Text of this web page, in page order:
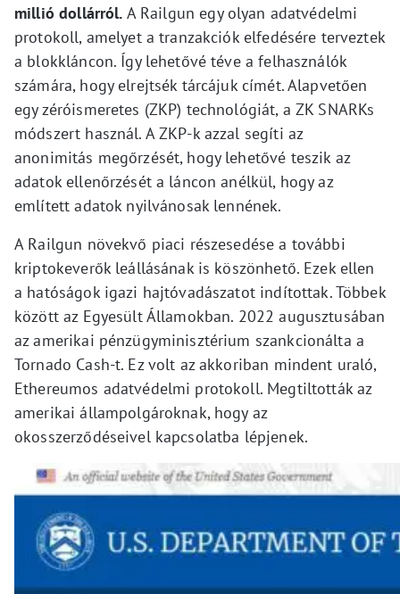
millió dollárról. A Railgun egy olyan adatvédelmi
protokoll, amelyet a tranzakciók elfedésére terveztek
a blokkláncon. Így lehetővé téve a felhasználók
számára, hogy elrejtsék tárcájuk címét. Alapvetően
egy zéróismeretes (ZKP) technológiát, a ZK SNARKs
módszert használ. A ZKP-k azzal segíti az
anonimitás megőrzését, hogy lehetővé teszik az
adatok ellenőrzését a láncon anélkül, hogy az
említett adatok nyilvánosak lennének.
A Railgun növekvő piaci részesedése a további
kriptokeverők leállásának is köszönhető. Ezek ellen
a hatóságok igazi hajtóvadászatot indítottak. Többek
között az Egyesült Államokban. 2022 augusztusában
az amerikai pénzügyminisztérium szankcionálta a
Tornado Cash-t. Ez volt az akkoriban mindent uraló,
Ethereumos adatvédelmi protokoll. Megtiltották az
amerikai állampolgároknak, hogy az
okosszerződéseivel kapcsolatba lépjenek.